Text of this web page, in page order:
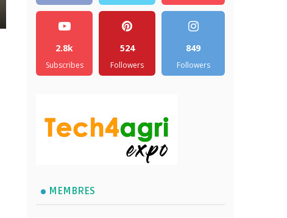
2.8k
Subscribes
524
Followers
849
Followers
MEMBRES